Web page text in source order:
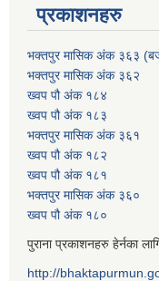
प्रकाशनहरु
भक्तपुर मासिक अंक ३६३
भक्तपुर मासिक अंक ३६२
ख्वप पौ अंक १८४
ख्वप पौ अंक १८३
भक्तपुर मासिक अंक ३६१
ख्वप पौ अंक १८२
ख्वप पौ अंक १८१
भक्तपुर मासिक अंक ३६०
ख्वप पौ अंक १८०
पुराना प्रकाशनहरु हेर्नका
http://